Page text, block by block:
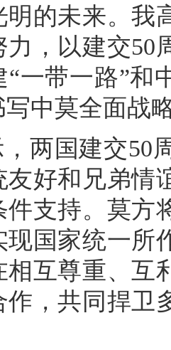
明的未来。我
力，以建交50
“一带一路”和
中莫全面战
两国建交50
友好和兄弟情
件支持。莫方
现国家统一所
相互尊重、互
作，共同捍卫